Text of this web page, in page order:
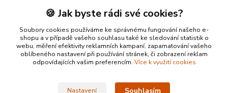
Zákaznická podpora Fox Pet
+420731765216
(Po-Pá, 10-14 hod.)
🍪 Jak byste rádi své cookies?
Soubory cookies používáme ke správnému fungování našeho e-
shopu a v případě vašeho souhlasu také ke sledování statistik o
webu, měření efektivity reklamních kampaní, zapamatování vašeho
oblíbeného nastavení při používání stránek, či zobrazení reklam
odpovídajících vašim preferencím. Více k využití cookies
Nastavení Souhlasím